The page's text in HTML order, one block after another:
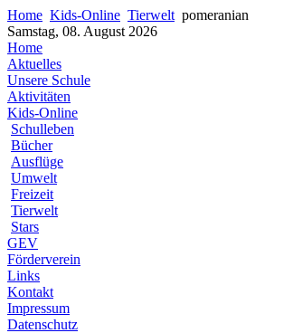
Home Kids-Online Tierwelt pomeranian
Samstag, 08. August 2026
Home
Aktuelles
Unsere Schule
Aktivitäten
Kids-Online
Schulleben
Bücher
Ausflüge
Umwelt
Freizeit
Tierwelt
Stars
GEV
Förderverein
Links
Kontakt
Impressum
Datenschutz